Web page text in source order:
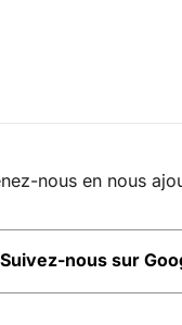
nous en nous
Suivez-nous sur